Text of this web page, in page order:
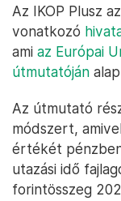
Az IKOP Plusz
vonatkozó
ami az Európai
útmutatóján
Az útmutató
módszert,
értékét
utazási idő
forintösszeg